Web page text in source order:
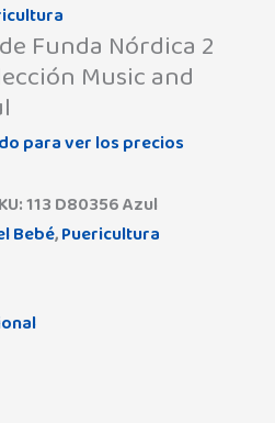
Funda Nórdica 2
Music and
para ver los precios
113 D80356 Azul
Bebé,Puericultura